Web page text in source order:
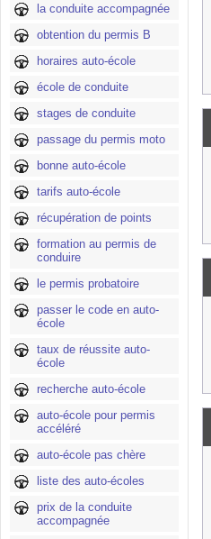
la conduite accompagnée
obtention du permis B
horaires auto-école
école de conduite
stages de conduite
passage du permis moto
bonne auto-école
tarifs auto-école
récupération de points
formation au permis de
conduire
le permis probatoire
passer le code en auto-
école
taux de réussite auto-
école
recherche auto-école
auto-école pour permis
accéléré
auto-école pas chère
liste des auto-écoles
prix de la conduite
accompagnée